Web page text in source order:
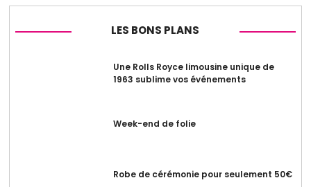
LES BONS PLANS
Une Rolls Royce limousine unique de
1963 sublime vos événements
Week-end de folie
Robe de cérémonie pour seulement 50€